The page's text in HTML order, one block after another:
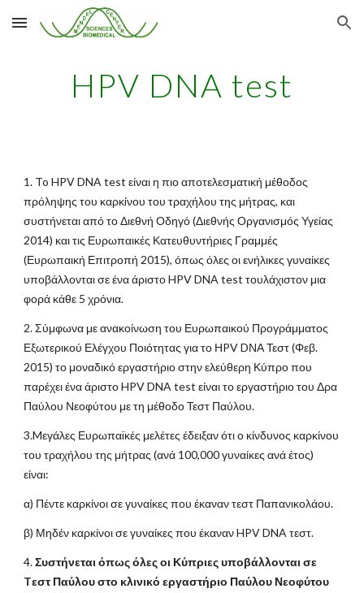
Skip to main content Skip to navigation
HPV DNA test
1. To HPV DNA test είναι η πιο αποτελεσματική μέθοδος
πρόληψης του καρκiνου του τραχήλου της μήτρας, και
συστήνεται από το Διεθνή Οδηγό (Διεθνής Οργανισμός Υγείας
2014) και τις Ευρωπαικές Κατευθυντήριες Γραμμές
(Ευρωπαική Επιτροπή 2015), όπως όλες οι ενήλικες γυναίκες
υποβάλλονται σε ένα άριστο HPV DNA test τουλάχιστον μια
φορά κάθε 5 χρόνια.
2. Σύμφωνα με ανακοίνωση του Ευρωπαικού Προγράμματος
Εξωτερικού Ελέγχου Ποιότητας για το ΗPV DΝΑ Τεστ (Φεβ.
2015) το μοναδικό εργαστήριο στην ελεύθερη Κύπρο που
παρέχει ένα άριστο HPV DNA test είναι το εργαστήριο του Δρα
Παύλου Νεοφύτου με τη μέθοδο Τεστ Παύλου.
3.Mεγάλες Ευρωπαïκές μελέτες έδειξαν ότι ο κίνδυνος καρκίνου
του τραχήλου της μήτρας (ανά 100,000 γυναίκες ανά έτος)
είναι:
α) Πέντε καρκίνοι σε γυναίκες που έκαναν τεστ Παπανικολάου.
β) Μηδέν καρκίνοι σε γυναίκες που έκαναν HPV DNA τεστ.
4.Συστήνεται όπως όλες οι Κύπριες υποβάλλονται σε
Tεστ Παύλου στο κλινικό εργαστήριο Παύλου Νεοφύτου